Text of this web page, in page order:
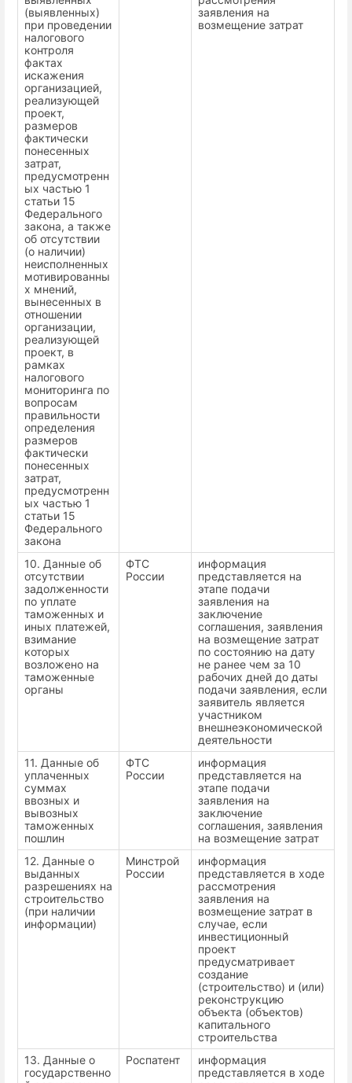
(выявленных)
при проведении
налогового
контроля
фактах
искажения
организацией,
реализующей
проект,
размеров
фактически
понесенных
затрат,
предусмотренн
ых частью 1
статьи 15
Федерального
закона, а также
об отсутствии
(о наличии)
неисполненных
мотивированны
х мнений,
вынесенных в
отношении
организации,
реализующей
проект, в
рамках
налогового
мониторинга по
вопросам
правильности
определения
размеров
фактически
понесенных
затрат,
предусмотренн
ых частью 1
статьи 15
Федерального
закона
заявления на
возмещение затрат
10. Данные об
отсутствии
задолженности
по уплате
таможенных и
иных платежей,
взимание
которых
возложено на
таможенные
органы
ФТС
России
информация
представляется на
этапе подачи
заявления на
заключение
соглашения, заявления
на возмещение затрат
по состоянию на дату
не ранее чем за 10
рабочих дней до даты
подачи заявления, если
заявитель является
участником
внешнеэкономической
деятельности
11. Данные об
уплаченных
суммах
ввозных и
вывозных
таможенных
пошлин
ФТС
России
информация
представляется на
этапе подачи
заявления на
заключение
соглашения, заявления
на возмещение затрат
12. Данные о
выданных
разрешениях на
строительство
(при наличии
информации)
Минстрой
России
информация
представляется в ходе
рассмотрения
заявления на
возмещение затрат в
случае, если
инвестиционный
проект
предусматривает
создание
(строительство) и (или)
реконструкцию
объекта (объектов)
капитального
строительства
13. Данные о
государственно
Роспатент
информация
представляется в ходе